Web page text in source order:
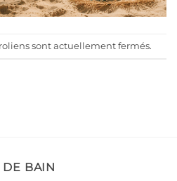
sont actuellement fermés.
DE BAIN